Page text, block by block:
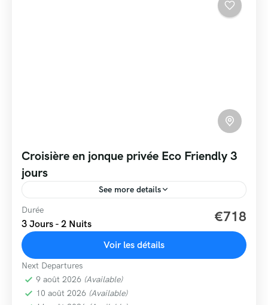
Croisière en jonque privée Eco Friendly 3
jours
See more details
Durée
3 Jours - 2 Nuits €718
Voir les détails
Next Departures
9 août 2026 (Available)
10 août 2026 (Available)